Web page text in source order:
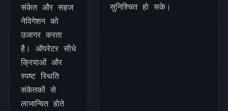
संकेत और सहज
नेविगेशन को
उजागर करता
है। ऑपरेटर सीधे
क्रियाओं और
स्पष्ट स्थिति
संकेतकों से
लाभान्वित होते
सुनिश्चित हो सके।